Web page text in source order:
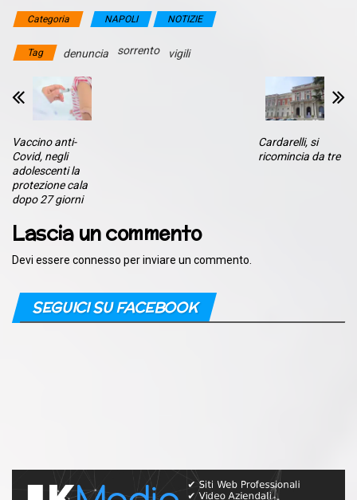
Categoria NAPOLI NOTIZIE
Tag denuncia sorrento vigili
Vaccino anti-
Covid, negli
adolescenti la
protezione cala
dopo 27 giorni
Cardarelli, si
ricomincia da tre
Lascia un commento
Devi essere connesso per inviare un commento.
SEGUICI SU FACEBOOK